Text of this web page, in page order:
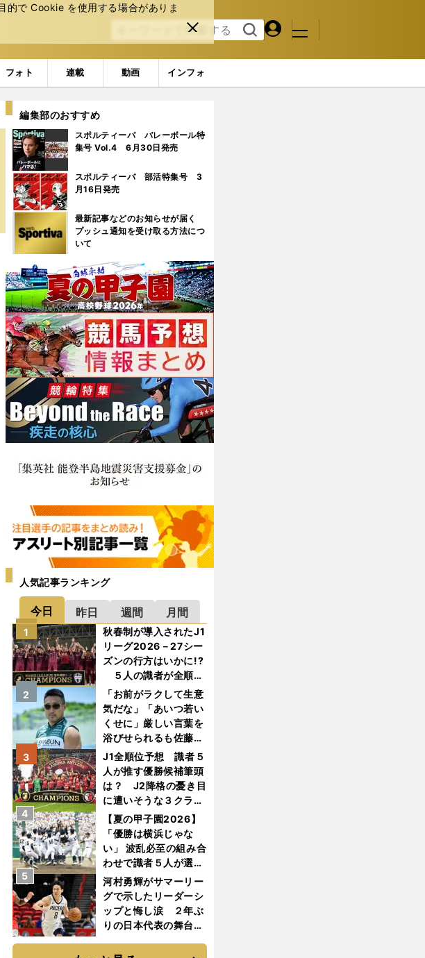
的で Cookie を使⽤する場合がありま
閉じ
る
検索
る
マイペ
ジ
メニュ
フォト 連載 動画 インフォ
ドリードかバイエルンか 決勝までの組み合わせ決定で、識者３人が大予想
編集部のおすすめ
スポルティーバ バレーボール特
集号 Vol.4 6月30日発売
スポルティーバ 部活特集号 3
月16日発売
最新記事などのお知らせが届く
プッシュ通知を受け取る方法につ
いて
人気記事ランキング
今日 昨日 週間 月間
秋春制が導入されたJ1
リーグ2026－27シー
ズンの行方はいかに!?
５人の識者が全順位
を大胆予想
1
「お前がラクして生意
気だな」「あいつ若い
くせに」厳しい言葉を
浴びせられるも佐藤慎
太郎が貫いた誇りとフ
ァンへの思い
2
J1全順位予想 識者５
人が推す優勝候補筆頭
は？ J2降格の憂き目
に遭いそうな３クラブ
とは？
3
【夏の甲子園2026】
「優勝は横浜じゃな
い」 波乱必至の組み合
わせで識者５人が選ん
だ優勝校はここだ！
4
河村勇輝がサマーリー
グで示したリーダーシ
ップと悔し涙 ２年ぶ
りの日本代表の舞台を
は続く
5